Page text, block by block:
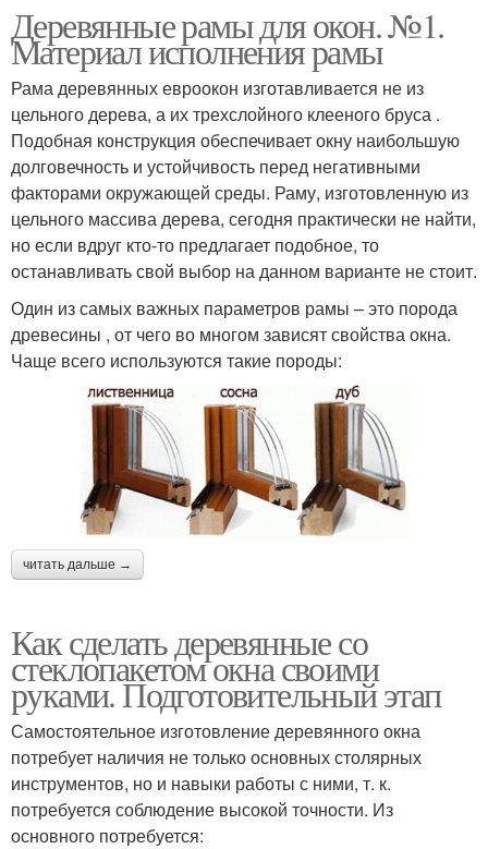
Деревянные рамы для окон. №1.
Материал исполнения рамы
Рама деревянных евроокон изготавливается не из
цельного дерева, а их трехслойного клееного бруса .
Подобная конструкция обеспечивает окну наибольшую
долговечность и устойчивость перед негативными
факторами окружающей среды. Раму, изготовленную из
цельного массива дерева, сегодня практически не найти,
но если вдруг кто-то предлагает подобное, то
останавливать свой выбор на данном варианте не стоит.
Один из самых важных параметров рамы – это порода
древесины , от чего во многом зависят свойства окна.
Чаще всего используются такие породы:
читать дальше →
Как сделать деревянные со
стеклопакетом окна своими
руками. Подготовительный этап
Самостоятельное изготовление деревянного окна
потребует наличия не только основных столярных
инструментов, но и навыки работы с ними, т. к.
потребуется соблюдение высокой точности. Из
основного потребуется: